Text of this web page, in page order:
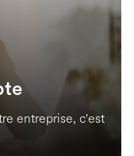
entreprise, c'est